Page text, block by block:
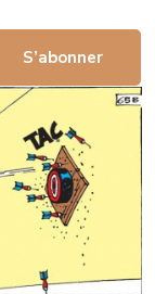
S’abonner